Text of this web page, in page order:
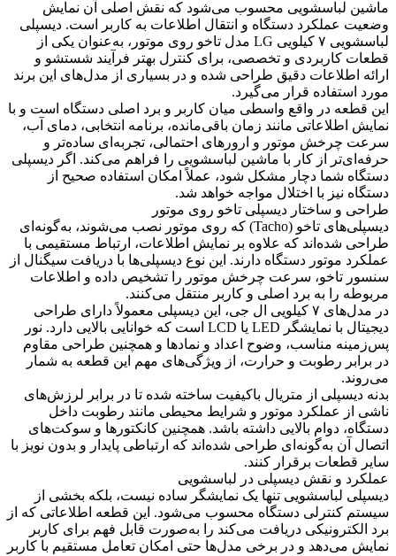
ماشین لباسشویی محسوب می‌شود که نقش اصلی آن نمایش
وضعیت عملکرد دستگاه و انتقال اطلاعات به کاربر است. دیسپلی
لباسشویی ۷ کیلویی LG مدل تاخو روی موتور، به‌عنوان یکی از
قطعات کاربردی و تخصصی، برای کنترل بهتر فرآیند شستشو و
ارائه اطلاعات دقیق طراحی شده و در بسیاری از مدل‌های این برند
مورد استفاده قرار می‌گیرد.
این قطعه در واقع واسطی میان کاربر و برد اصلی دستگاه است و با
نمایش اطلاعاتی مانند زمان باقی‌مانده، برنامه انتخابی، دمای آب،
سرعت چرخش موتور و ارورهای احتمالی، تجربه‌ای ساده‌تر و
حرفه‌ای‌تر از کار با ماشین لباسشویی را فراهم می‌کند. اگر دیسپلی
دستگاه شما دچار مشکل شود، عملاً امکان استفاده صحیح از
دستگاه نیز با اختلال مواجه خواهد شد.
طراحی و ساختار دیسپلی تاخو روی موتور
دیسپلی‌های تاخو (Tacho) که روی موتور نصب می‌شوند، به‌گونه‌ای
طراحی شده‌اند که علاوه بر نمایش اطلاعات، ارتباط مستقیمی با
عملکرد موتور دستگاه دارند. این نوع دیسپلی‌ها با دریافت سیگنال از
سنسور تاخو، سرعت چرخش موتور را تشخیص داده و اطلاعات
مربوطه را به برد اصلی و کاربر منتقل می‌کنند.
در مدل‌های ۷ کیلویی ال جی، این دیسپلی معمولاً دارای طراحی
دیجیتال با نمایشگر LED یا LCD است که خوانایی بالایی دارد. نور
پس‌زمینه مناسب، وضوح اعداد و نمادها و همچنین طراحی مقاوم
در برابر رطوبت و حرارت، از ویژگی‌های مهم این قطعه به شمار
می‌روند.
بدنه دیسپلی از متریال باکیفیت ساخته شده تا در برابر لرزش‌های
ناشی از عملکرد موتور و شرایط محیطی مانند رطوبت داخل
دستگاه، دوام بالایی داشته باشد. همچنین کانکتورها و سوکت‌های
اتصال آن به‌گونه‌ای طراحی شده‌اند که ارتباطی پایدار و بدون نویز با
سایر قطعات برقرار کنند.
عملکرد و نقش دیسپلی در لباسشویی
دیسپلی لباسشویی تنها یک نمایشگر ساده نیست، بلکه بخشی از
سیستم کنترلی دستگاه محسوب می‌شود. این قطعه اطلاعاتی که از
برد الکترونیکی دریافت می‌کند را به‌صورت قابل فهم برای کاربر
نمایش می‌دهد و در برخی مدل‌ها حتی امکان تعامل مستقیم با کاربر